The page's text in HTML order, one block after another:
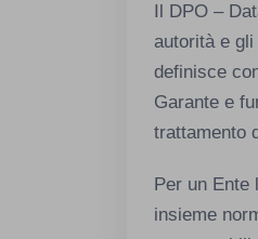
Il DPO –
autorità e
definisce
Garante e
trattamento
Per un Ente
insieme